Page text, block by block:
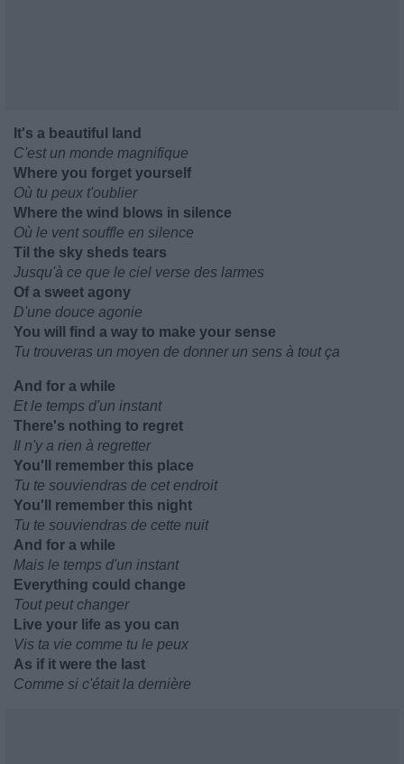
It's a beautiful land
C'est un monde magnifique
Where you forget yourself
Où tu peux t'oublier
Where the wind blows in silence
Où le vent souffle en silence
Til the sky sheds tears
Jusqu'à ce que le ciel verse des larmes
Of a sweet agony
D'une douce agonie
You will find a way to make your sense
Tu trouveras un moyen de donner un sens à tout ça
And for a while
Et le temps d'un instant
There's nothing to regret
Il n'y a rien à regretter
You'll remember this place
Tu te souviendras de cet endroit
You'll remember this night
Tu te souviendras de cette nuit
And for a while
Mais le temps d'un instant
Everything could change
Tout peut changer
Live your life as you can
Vis ta vie comme tu le peux
As if it were the last
Comme si c'était la dernière